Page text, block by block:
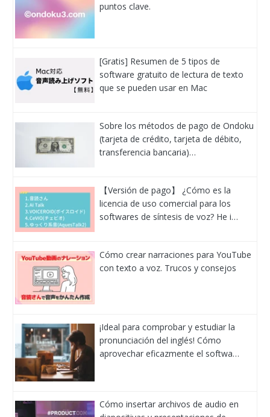
puntos clave.
[Gratis] Resumen de 5 tipos de
software gratuito de lectura de texto
que se pueden usar en Mac
Sobre los métodos de pago de Ondoku
(tarjeta de crédito, tarjeta de débito,
transferencia bancaria)…
【Versión de pago】 ¿Cómo es la
licencia de uso comercial para los
softwares de síntesis de voz? He i…
Cómo crear narraciones para YouTube
con texto a voz. Trucos y consejos
¡Ideal para comprobar y estudiar la
pronunciación del inglés! Cómo
aprovechar eficazmente el softwa…
Cómo insertar archivos de audio en